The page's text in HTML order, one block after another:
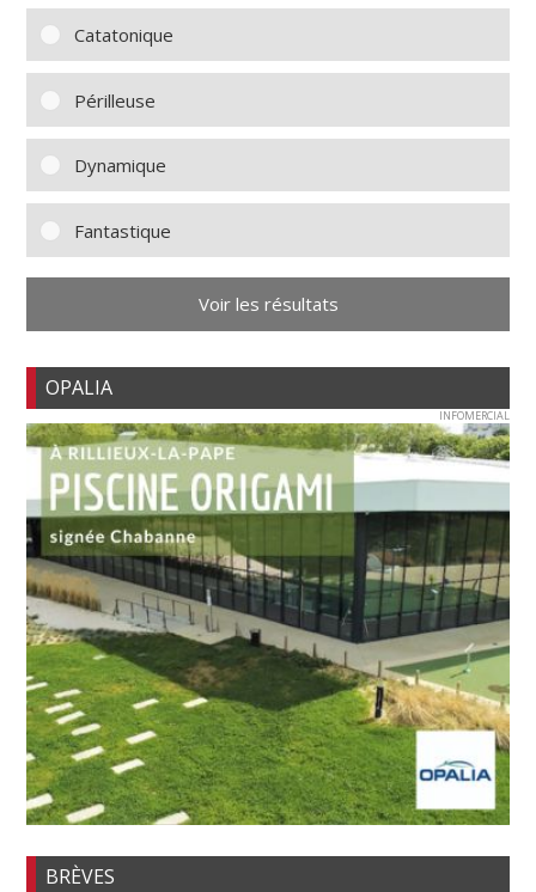
Catatonique
Périlleuse
Dynamique
Fantastique
Voir les résultats
OPALIA
INFOMERCIAL
BRÈVES